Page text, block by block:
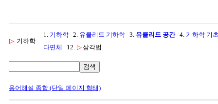
▷ 기하학
1. 기하학 2. 유클리드 기하학 3. 유클리드 공간4. 기하학 기
다면체
12. ▷삼각법
검색
용어해설 종합 (단일 페이지 형태)